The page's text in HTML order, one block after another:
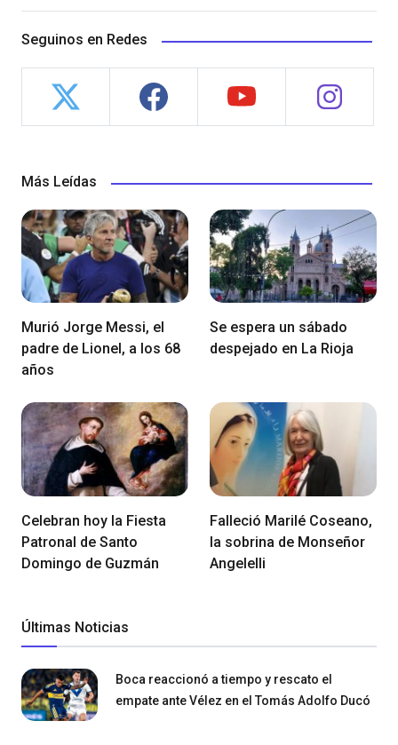
Seguinos en Redes
Más Leídas
Murió Jorge Messi, el
padre de Lionel, a los 68
años
Se espera un sábado
despejado en La Rioja
Celebran hoy la Fiesta
Patronal de Santo
Domingo de Guzmán
Falleció Marilé Coseano,
la sobrina de Monseñor
Angelelli
Últimas Noticias
Boca reaccionó a tiempo y rescato el
empate ante Vélez en el Tomás Adolfo Ducó